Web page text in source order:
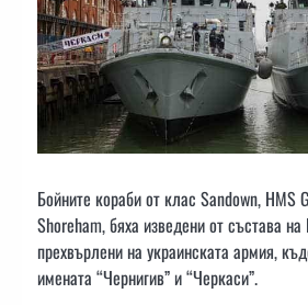
Бойните кораби от клас Sandown, HMS
Shoreham, бяха изведени от състава
прехвърлени на украинската армия,
имената “Чернигив” и “Черкаси”.